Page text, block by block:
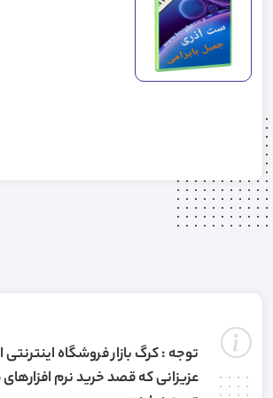
توجه : کرگ بازار فروشگاه
عزیزانی که قصد خرید نرم